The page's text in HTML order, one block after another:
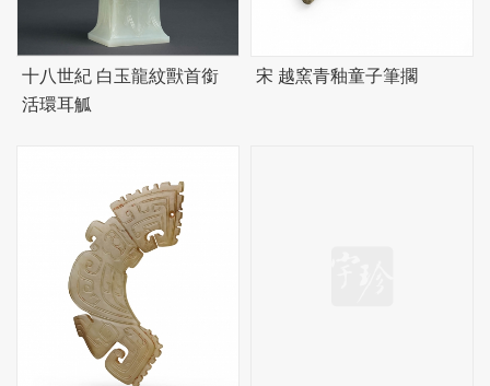
十八世紀 白玉龍紋獸首銜
活環耳觚
宋 越窯青釉童子筆擱